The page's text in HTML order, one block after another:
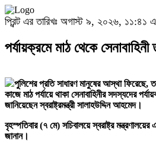
প্রিন্ট এর তারিখঃ অগাস্ট ৯, ২০২৬,
পর্যায়ক্রমে মাঠ থেকে
পুলিশের প্রতি সাধারণ মানুষের আস্থা ফিরেছে,
কাজে মাঠ পর্যায়ে থাকা সেনাবাহিনীর সদস্যদের
জানিয়েছেন স্বরাষ্ট্রমন্ত্রী সালাহউদ্দিন আহমেদ।
বৃহস্পতিবার (৭ মে) সচিবালয়ে স্বরাষ্ট্র
জানান।